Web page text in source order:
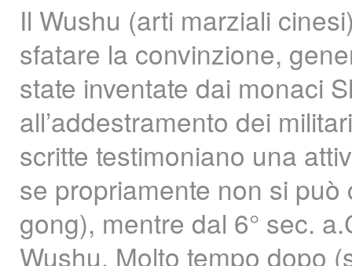
Il Wushu (arti marziali
sfatare la convinzione,
state inventate dai monaci
all’addestramento dei
scritte testimoniano una
se propriamente non si
gong), mentre dal 6° sec.
Wushu. Molto tempo dopo